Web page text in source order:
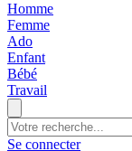
Homme
Femme
Ado
Enfant
Bébé
Travail
Se connecter